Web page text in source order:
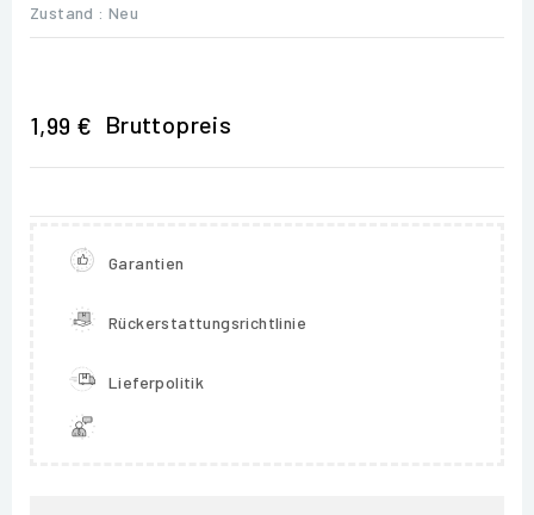
Zustand : Neu
1,99 € Bruttopreis
Garantien
Rückerstattungsrichtlinie
Lieferpolitik